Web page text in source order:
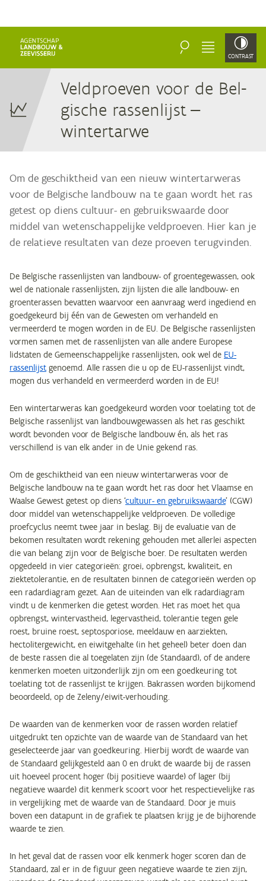
ZOEKEN MENU CONTRAST
Veld­proe­ven voor de Bel­
gi­sche ras­sen­lijst —
wintertarwe
Om de geschiktheid van een nieuw wintertarweras
voor de Belgische landbouw na te gaan wordt het ras
getest op diens cultuur- en gebruikswaarde door
middel van wetenschappelijke veldproeven. Hier kan je
de relatieve resultaten van deze proeven terugvinden.
De Belgische rassenlijsten van landbouw- of groentegewassen, ook
wel de nationale rassenlijsten, zijn lijsten die alle landbouw- en
groenterassen bevatten waarvoor een aanvraag werd ingediend en
goedgekeurd bij één van de Gewesten om verhandeld en
vermeerderd te mogen worden in de EU. De Belgische rassenlijsten
vormen samen met de rassenlijsten van alle andere Europese
lidstaten de Gemeenschappelijke rassenlijsten, ook wel de EU-
rassenlijstgenoemd. Alle rassen die u op de EU-rassenlijst vindt,
mogen dus verhandeld en vermeerderd worden in de EU!
Een wintertarweras kan goedgekeurd worden voor toelating tot de
Belgische rassenlijst van landbouwgewassen als het ras geschikt
wordt bevonden voor de Belgische landbouw én, als het ras
verschillend is van elk ander in de Unie gekend ras.
Om de geschiktheid van een nieuw wintertarweras voor de
Belgische landbouw na te gaan wordt het ras door het Vlaamse en
Waalse Gewest getest op diens ‘cultuur- en gebruikswaarde’ (CGW)
door middel van wetenschappelijke veldproeven. De volledige
proefcyclus neemt twee jaar in beslag. Bij de evaluatie van de
bekomen resultaten wordt rekening gehouden met allerlei aspecten
die van belang zijn voor de Belgische boer. De resultaten werden
opgedeeld in vier categorieën: groei, opbrengst, kwaliteit, en
ziektetolerantie, en de resultaten binnen de categorieën werden op
een radardiagram gezet. Aan de uiteinden van elk radardiagram
vindt u de kenmerken die getest worden. Het ras moet het qua
opbrengst, wintervastheid, legervastheid, tolerantie tegen gele
roest, bruine roest, septosporiose, meeldauw en aarziekten,
hectolitergewicht, en eiwitgehalte (in het geheel) beter doen dan
de beste rassen die al toegelaten zijn (de Standaard), of de andere
kenmerken moeten uitzonderlijk zijn om een goedkeuring tot
toelating tot de rassenlijst te krijgen. Bakrassen worden bijkomend
beoordeeld, op de Zeleny/eiwit-verhouding.
De waarden van de kenmerken voor de rassen worden relatief
uitgedrukt ten opzichte van de waarde van de Standaard van het
geselecteerde jaar van goedkeuring. Hierbij wordt de waarde van
de Standaard gelijkgesteld aan 0 en drukt de waarde bij de rassen
uit hoeveel procent hoger (bij positieve waarde) of lager (bij
negatieve waarde) dit kenmerk scoort voor het respectievelijke ras
in vergelijking met de waarde van de Standaard. Door je muis
boven een datapunt in de grafiek te plaatsen krijg je de bijhorende
waarde te zien.
In het geval dat de rassen voor elk kenmerk hoger scoren dan de
Standaard, zal er in de figuur geen negatieve waarde te zien zijn,